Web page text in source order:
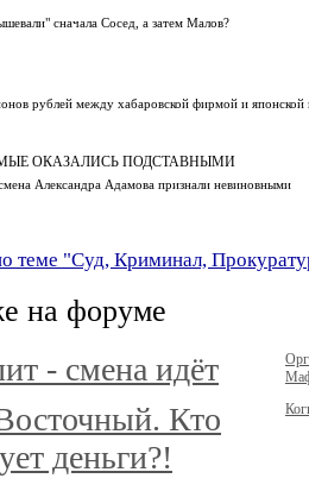
сначала Сосед, а затем Малов?
рублей между хабаровской фирмой и японской
ОКАЗАЛИСЬ ПОДСТАВНЫМИ
Александра Адамова признали невиновными
теме "Суд, Криминал,
на форуме
- смена идёт
Кто
деньги?!